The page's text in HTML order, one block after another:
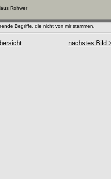
Rohwer
Begriffe, die nicht von mir stammen.
nächstes Bild